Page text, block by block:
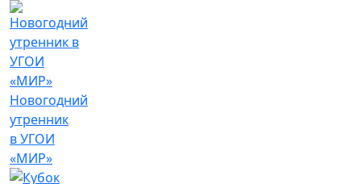
Новогодний
утренник
в УГОИ
«МИР»